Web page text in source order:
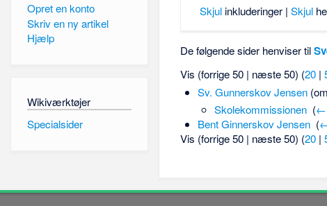
Skjulinkluderinger | Skjul
De følgende sider henviser til
Vis (forrige 50 | næste 50) (20 |
Sv. Gunnerskov Jensen
Skolekommissionen (←
Bent Ginnerskov Jensen‎ (
Vis (forrige 50 | næste 50) (20 |
Opret en konto
Skriv en ny artikel
Hjælp
Wikiværktøjer
Specialsider